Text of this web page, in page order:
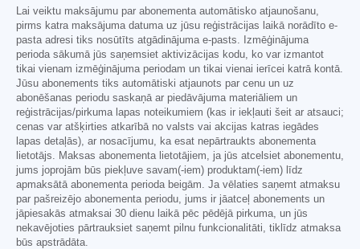
Lai veiktu maksājumu par abonementa automātisko atjaunošanu,
pirms katra maksājuma datuma uz jūsu reģistrācijas laikā norādīto e-
pasta adresi tiks nosūtīts atgādinājuma e-pasts. Izmēģinājuma
perioda sākumā jūs saņemsiet aktivizācijas kodu, ko var izmantot
tikai vienam izmēģinājuma periodam un tikai vienai ierīcei katrā kontā.
Jūsu abonements tiks automātiski atjaunots par cenu un uz
abonēšanas periodu saskaņā ar piedāvājuma materiāliem un
reģistrācijas/pirkuma lapas noteikumiem (kas ir iekļauti šeit ar atsauci;
cenas var atšķirties atkarībā no valsts vai akcijas katras iegādes
lapas detaļās), ar nosacījumu, ka esat nepārtraukts abonementa
lietotājs. Maksas abonementa lietotājiem, ja jūs atcelsiet abonementu,
jums joprojām būs piekļuve savam(-iem) produktam(-iem) līdz
apmaksātā abonementa perioda beigām. Ja vēlaties saņemt atmaksu
par pašreizējo abonementa periodu, jums ir jāatceļ abonements un
jāpiesakās atmaksai 30 dienu laikā pēc pēdējā pirkuma, un jūs
nekavējoties pārtrauksiet saņemt pilnu funkcionalitāti, tiklīdz atmaksa
būs apstrādāta.